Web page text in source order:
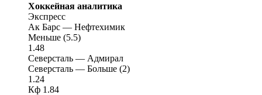
Хоккейная аналитика
Экспресс
Ак Барс — Нефтехимик
Меньше (5.5)
1.48
Северсталь — Адмирал
Северсталь — Больше (2)
1.24
Кф 1.84